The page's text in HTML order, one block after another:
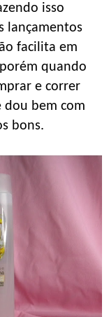
isso
lançamentos
facilita em
quando
e correr
dou bem com
bons.